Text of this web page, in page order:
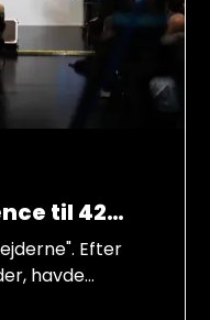
til 42
Efter
havde